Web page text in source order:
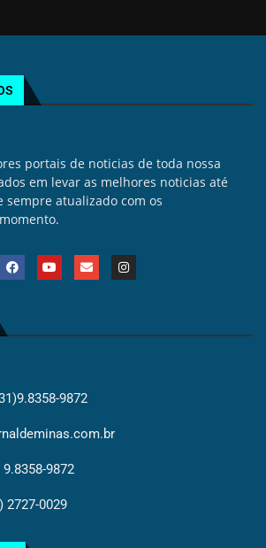
portais de noticias de toda nossa
em levar as melhores noticias até
sempre atualizado com os
9872
9872
2727-0029